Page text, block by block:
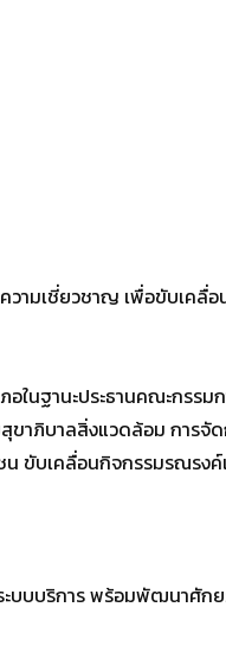
ามเชี่ยวชาญ เพื่อขับเคลื่อ
ภอในฐานะประธานคณะกร
ขาภิบาลสิ่งแวดล้อม การจั
ขับเคลื่อนกิจกรรมรณรง
ะบบบริการ พร้อมพัฒนาศัก